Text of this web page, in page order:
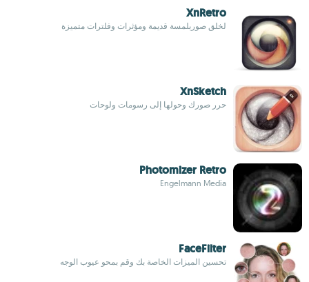
XnRetro
لخلق صوربلمسة قديمة ومؤثرات وفلترات متميزة
XnSketch
حرر صورك وحولها إلى رسومات ولوحات
Photomizer Retro
Engelmann Media
FaceFilter
تحسين الميزات الخاصة بك وقم بمحو عيوب الوجه